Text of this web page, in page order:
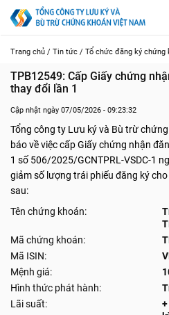
Trang chủ / Tin tức / Tổ chức đăng ký chứng
TPB12549: Cấp Giấy chứng
thay đổi lần 1
Cập nhật ngày 07/05/2026 - 09:23:32
Tổng công ty Lưu ký và Bù trừ
báo về việc cấp Giấy chứng nhận
1 số 506/2025/GCNTPRL-VSDC-1
giảm số lượng trái phiếu đăng ký
sau:
Tên chứng khoán:
Mã chứng khoán:
Mã ISIN:
Mệnh giá:
Hình thức phát hành:
Lãi suất: